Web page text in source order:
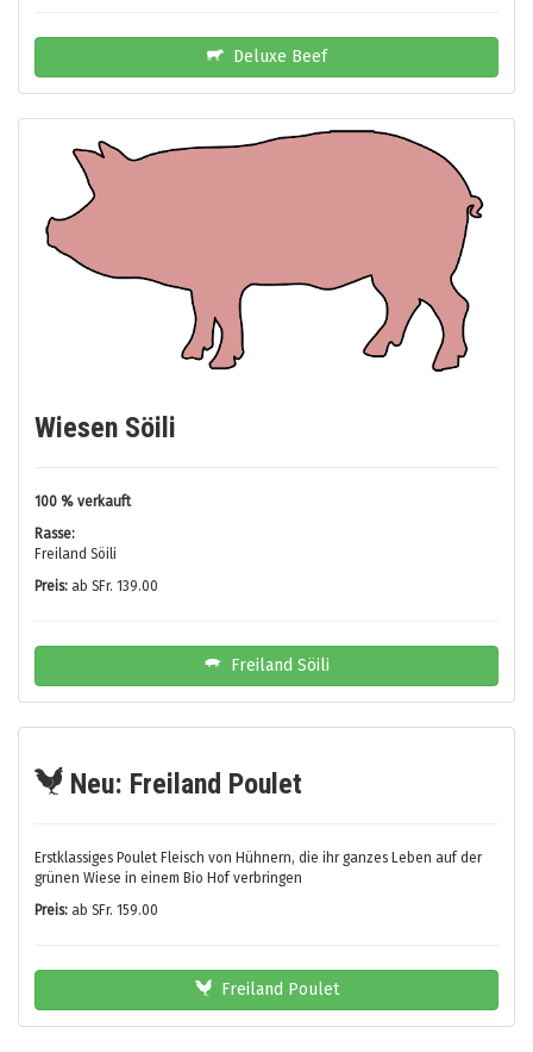
Deluxe Beef
Wiesen Söili
100 % verkauft
Rasse:
Freiland Söili
Preis: ab SFr. 139.00
Freiland Söili
Neu: Freiland Poulet
Erstklassiges Poulet Fleisch von Hühnern, die ihr ganzes Leben auf der
grünen Wiese in einem Bio Hof verbringen
Preis: ab SFr. 159.00
Freiland Poulet